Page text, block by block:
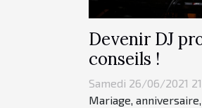
Devenir DJ
conseils !
Samedi 26/06/2021
Mariage,